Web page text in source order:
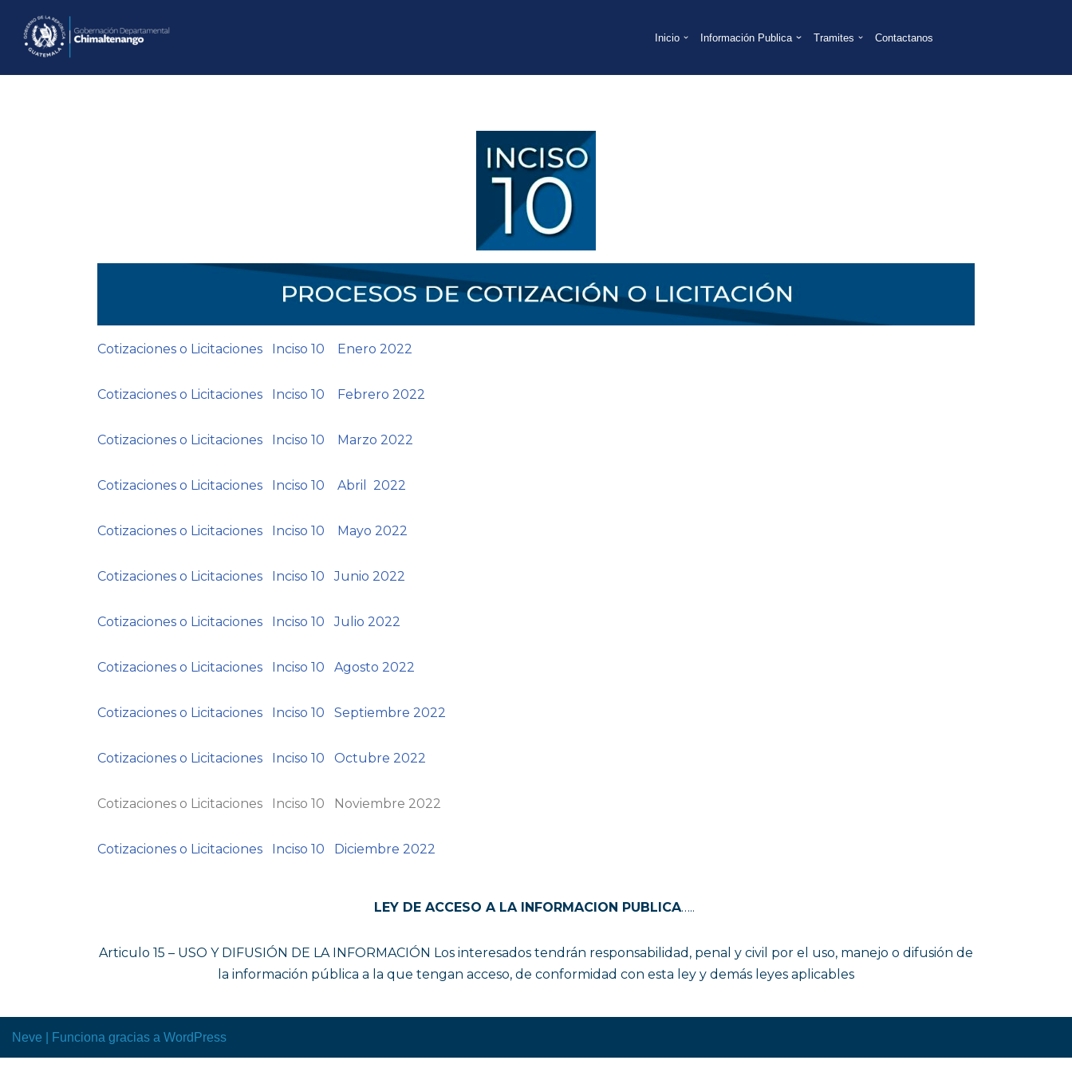
Saltar
Inicio Información Publica Tramites Contactanos
Cotizaciones o Licitaciones Inciso 10 Enero 2022
Cotizaciones o Licitaciones Inciso 10 Febrero 2022
Cotizaciones o Licitaciones Inciso 10 Marzo 2022
Cotizaciones o Licitaciones Inciso 10 Abril 2022
Cotizaciones o Licitaciones Inciso 10 Mayo 2022
Cotizaciones o Licitaciones Inciso 10 Junio 2022
Cotizaciones o Licitaciones Inciso 10 Julio 2022
Cotizaciones o Licitaciones Inciso 10 Agosto 2022
Cotizaciones o Licitaciones Inciso 10 Septiembre 2022
Cotizaciones o Licitaciones Inciso 10 Octubre 2022
Cotizaciones o Licitaciones Inciso 10 Noviembre 2022
Cotizaciones o Licitaciones Inciso 10 Diciembre 2022
LEY DE ACCESO A LA INFORMACION PUBLICA…..
Articulo 15 – USO Y DIFUSIÓN DE LA INFORMACIÓN Los interesados tendrán responsabilidad, penal y civil por el uso, manejo o difusión de
la información pública a la que tengan acceso, de conformidad con esta ley y demás leyes aplicables
Neve | Funciona gracias a WordPress